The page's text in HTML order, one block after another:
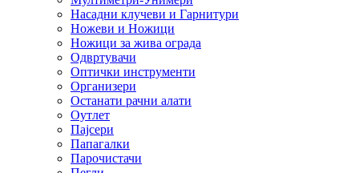
Насадни клучеви и Гарнитури
Ножеви и Ножици
Ножици за жива ограда
Одвртувачи
Оптички инструменти
Организери
Останати рачни алати
Оутлет
Пајсери
Папагалки
Парочистачи